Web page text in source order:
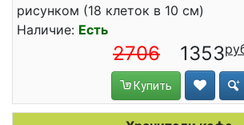
рисунком (18 клеток в 10 см)
Наличие: Есть
2706 1353
Купить